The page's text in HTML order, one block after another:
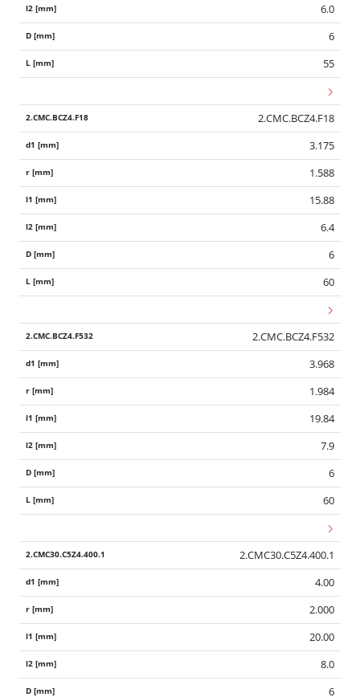
6.0
6
55
2.CMC.BCZ4.F18
3.175
1.588
15.88
6.4
6
60
2.CMC.BCZ4.F532
3.968
1.984
19.84
7.9
6
60
2.CMC30.C5Z4.400.1
4.00
2.000
20.00
8.0
6